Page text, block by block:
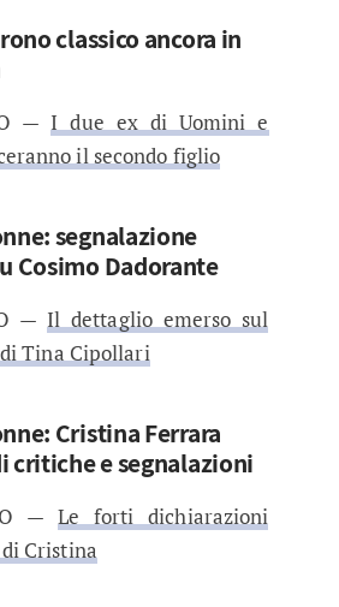
classico ancora in
— I due ex di Uomini e
il secondo figlio
segnalazione
Cosimo Dadorante
— Il dettaglio emerso sul
Tina Cipollari
Cristina Ferrara
critiche e segnalazioni
— Le forti dichiarazioni
Cristina